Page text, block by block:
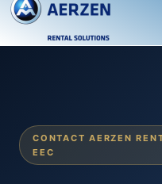
CONTACT AERZEN
EEC